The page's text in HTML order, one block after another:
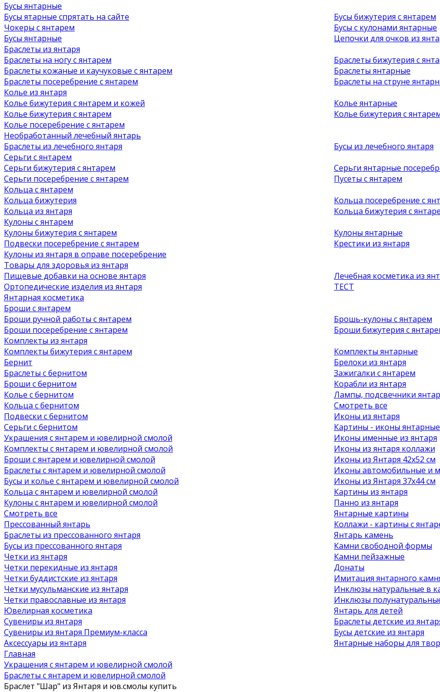
Бусы янтарные
Бусы ятарные спрятать на сайте
Чокеры с янтарем
Бусы янтарные
Бусы бижутерия с янтарем
Бусы с кулонами янтарные
Цепочки для очков из
Браслеты из янтаря
Браслеты на ногу с янтарем
Браслеты кожаные и каучуковые с янтарем
Браслеты посеребрение с янтарем
Браслеты бижутерия с
Браслеты янтарные
Браслеты на струне
Колье из янтаря
Колье бижутерия с янтарем и кожей
Колье бижутерия с янтарем
Колье посеребрение с янтарем
Колье янтарные
Колье бижутерия с
Необработанный лечебный янтарь
Браслеты из лечебного янтаря
Бусы из лечебного янтаря
Серьги с янтарем
Серьги бижутерия с янтарем
Серьги посеребрение с янтарем
Серьги янтарные
Пусеты с янтарем
Кольца с янтарем
Кольца бижутерия
Кольца из янтаря
Кольца посеребрение с
Кольца бижутерия с
Кулоны с янтарем
Кулоны бижутерия с янтарем
Подвески посеребрение с янтарем
Кулоны из янтаря в оправе посеребрение
Кулоны янтарные
Крестики из янтаря
Товары для здоровья из янтаря
Пищевые добавки на основе янтаря
Ортопедические изделия из янтаря
Янтарная косметика
Лечебная косметика из
ТЕСТ
Броши с янтарем
Броши ручной работы с янтарем
Броши посеребрение с янтарем
Брошь-кулоны с янтарем
Броши бижутерия с
Комплекты из янтаря
Комплекты бижутерия с янтарем
Комплекты янтарные
Бернит
Браслеты с бернитом
Броши с бернитом
Колье с бернитом
Кольца с бернитом
Подвески с бернитом
Серьги с бернитом
Украшения с янтарем и ювелирной смолой
Комплекты с янтарем и ювелирной смолой
Броши с янтарем и ювелирной смолой
Браслеты с янтарем и ювелирной смолой
Бусы и колье с янтарем и ювелирной смолой
Кольца с янтарем и ювелирной смолой
Кулоны с янтарем и ювелирной смолой
Смотреть все
Прессованный янтарь
Браслеты из прессованного янтаря
Бусы из прессованного янтаря
Четки из янтаря
Четки перекидные из янтаря
Четки буддистские из янтаря
Четки мусульманские из янтаря
Четки православные из янтаря
Ювелирная косметика
Сувениры из янтаря
Сувениры из янтаря Премиум-класса
Аксессуары из янтаря
Брелоки из янтаря
Зажигалки с янтарем
Корабли из янтаря
Лампы, подсвечники
Смотреть все
Иконы из янтаря
Картины - иконы янтарные
Иконы именные из янтаря
Иконы из янтаря коллажи
Иконы из Янтаря 42х52 см
Иконы автомобильные и
Иконы из Янтаря 37х44 см
Картины из янтаря
Панно из янтаря
Янтарные картины
Коллажи - картины с
Янтарь камень
Камни свободной формы
Камни пейзажные
Донаты
Имитация янтарного
Инклюзы натуральные в
Инклюзы
Янтарь для детей
Браслеты детские из
Бусы детские из янтаря
Янтарные наборы для
Главная
Украшения с янтарем и ювелирной смолой
Браслеты с янтарем и ювелирной смолой
Браслет "Шар" из Янтаря и юв.смолы купить